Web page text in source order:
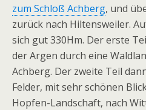
zum Schloß Achberg, und
zurück nach Hiltensweiler.
sich gut 330Hm. Der erste
der Argen durch eine
Achberg. Der zweite Teil
Felder, mit sehr schönen
Hopfen-Landschaft, nach